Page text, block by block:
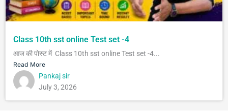
Class 10th sst online Test set -4
आज की पोस्ट में Class 10th sst online Test set -4...
Read More
Pankaj sir
July 3, 2026